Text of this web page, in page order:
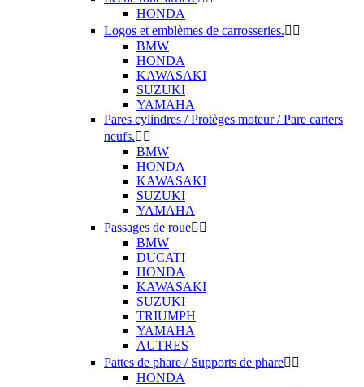
HONDA
Logos et emblèmes de carrosseries. 
BMW
HONDA
KAWASAKI
SUZUKI
YAMAHA
Pares cylindres / Protèges moteur / Pare carters
neufs. 
BMW
HONDA
KAWASAKI
SUZUKI
YAMAHA
Passages de roue 
BMW
DUCATI
HONDA
KAWASAKI
SUZUKI
TRIUMPH
YAMAHA
AUTRES
Pattes de phare / Supports de phare 
HONDA